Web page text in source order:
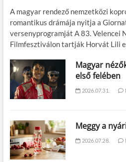
A magyar rendező nemzetközi
romantikus drámája nyitja a
versenyprogramját A 83. Velencei
Filmfesztiválon tartják Horvát Lili
Magyar
első felében
2026.07.31.
Meggy a
2026.07.28.